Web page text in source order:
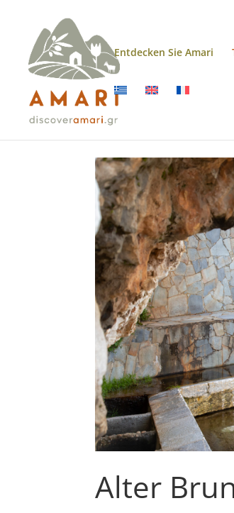
Entdecken Sie Amari
Alter